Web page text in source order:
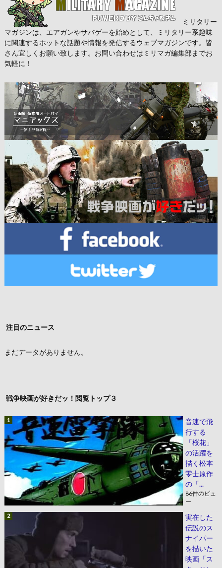
ミリタリー
マガジンは、エアガンやサバゲーを始めとして、ミリタリー系趣味
に関連するホットな話題や情報を発信するウェブマガジンです。皆
さん宜しくお願い致します。お問い合わせはミリマガ編集部までお
気軽に！
注目のニュース
まだデータがありません。
戦争映画が好きだッ！閲覧トップ３
音速で飛
行する
「桜花」
の活躍を
描く松本
零士原作
の「...
86件のビュ
ー
実在した
伝説のス
ナイパー
を描いた
映画「ス